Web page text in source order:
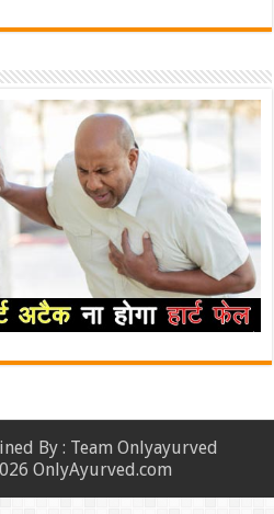
By : Team Onlyayurved
OnlyAyurved.com